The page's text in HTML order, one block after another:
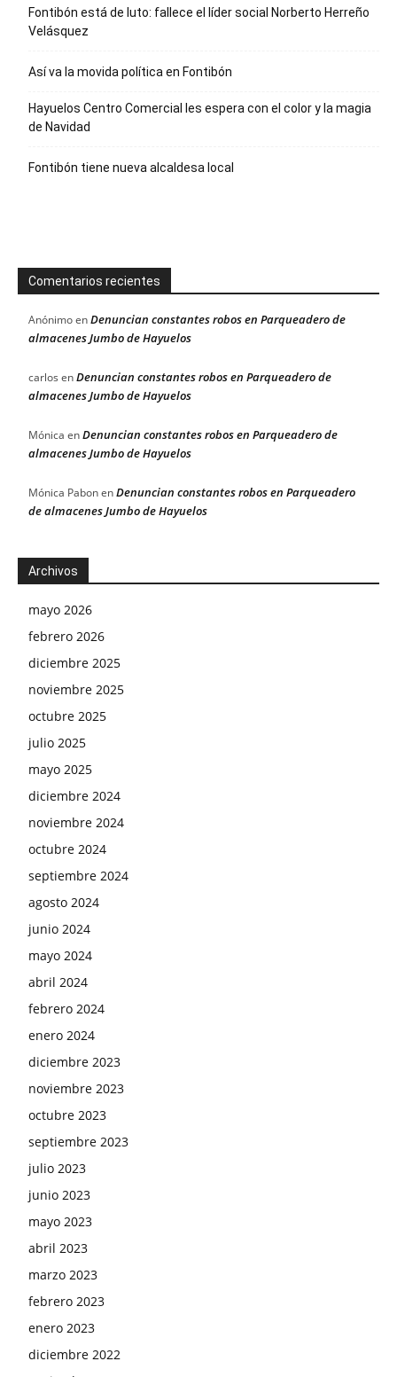
Fontibón está de luto: fallece el líder social Norberto Herreño
Velásquez
Así va la movida política en Fontibón
Hayuelos Centro Comercial les espera con el color y la magia
de Navidad
Fontibón tiene nueva alcaldesa local
Comentarios recientes
AnónimoenDenuncian constantes robos en Parqueadero de
almacenes Jumbo de Hayuelos
carlos enDenuncian constantes robos en Parqueadero de
almacenes Jumbo de Hayuelos
Mónica enDenuncian constantes robos en Parqueadero de
almacenes Jumbo de Hayuelos
Mónica PabonenDenuncian constantes robos en Parqueadero
de almacenes Jumbo de Hayuelos
Archivos
mayo 2026
febrero 2026
diciembre 2025
noviembre 2025
octubre 2025
julio 2025
mayo 2025
diciembre 2024
noviembre 2024
octubre 2024
septiembre 2024
agosto 2024
junio 2024
mayo 2024
abril 2024
febrero 2024
enero 2024
diciembre 2023
noviembre 2023
octubre 2023
septiembre 2023
julio 2023
junio 2023
mayo 2023
abril 2023
marzo 2023
febrero 2023
enero 2023
diciembre 2022